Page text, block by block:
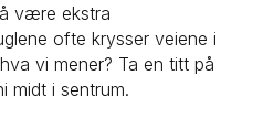
være ekstra
ofte krysser veiene i
vi mener? Ta en titt på
midt i sentrum.